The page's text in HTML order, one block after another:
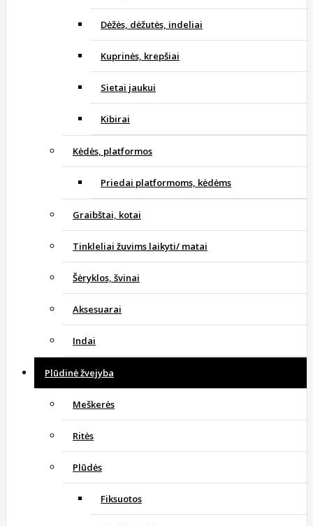
Dėžės, dėžutės, indeliai
Kuprinės, krepšiai
Sietai jaukui
Kibirai
Kėdės, platformos
Priedai platformoms, kėdėms
Graibštai, kotai
Tinkleliai žuvims laikyti/ matai
Šėryklos, švinai
Aksesuarai
Indai
Plūdinė žvejyba
Meškerės
Ritės
Plūdės
Fiksuotos